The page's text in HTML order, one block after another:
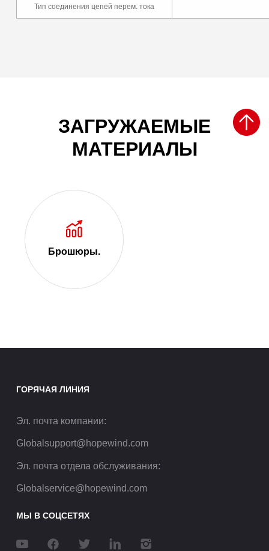
Тип соединения цепей перем. тока
ЗАГРУЖАЕМЫЕ
МАТЕРИАЛЫ
Брошюры.
ГОРЯЧАЯ ЛИНИЯ
Эл. почта компании:
Globalsupport@hopewind.com
Эл. почта отдела обслуживания:
Globalservice@hopewind.com
МЫ В СОЦСЕТЯХ